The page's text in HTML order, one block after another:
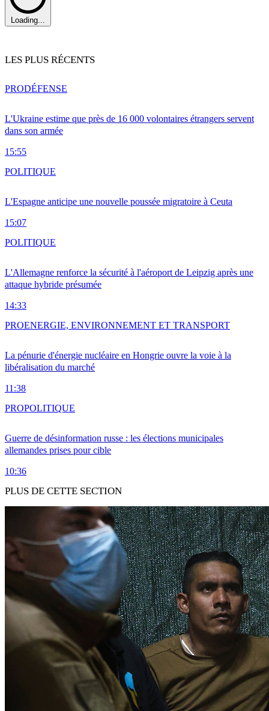
Loading...
LES PLUS RÉCENTS
L'Ukraine estime que près de 16 000 volontaires étrangers servent
dans son armée
15:55
PRODÉFENSE
L'Espagne anticipe une nouvelle poussée migratoire à Ceuta
15:07
POLITIQUE
L'Allemagne renforce la sécurité à l'aéroport de Leipzig après une
attaque hybride présumée
14:33
POLITIQUE
La pénurie d'énergie nucléaire en Hongrie ouvre la voie à la
libéralisation du marché
11:38
PROENERGIE, ENVIRONNEMENT ET TRANSPORT
Guerre de désinformation russe : les élections municipales
allemandes prises pour cible
10:36
PROPOLITIQUE
PLUS DE CETTE SECTION